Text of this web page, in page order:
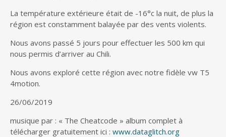
La température extérieure était de -16°c la nuit, de plus la
région est constamment balayée par des vents violents.
Nous avons passé 5 jours pour effectuer les 500 km qui
nous permis d’arriver au Chili.
Nous avons exploré cette région avec notre fidèle vw T5
4motion.
26/06/2019
musique par : « The Cheatcode » album complet à
télécharger gratuitement ici : www.dataglitch.org